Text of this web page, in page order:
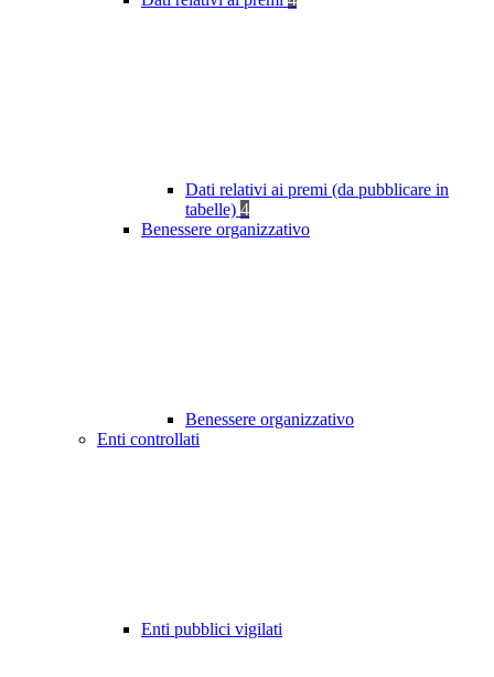
Dati relativi ai premi (da pubblicare in
tabelle) 4
Benessere organizzativo
Benessere organizzativo
Enti controllati
Enti pubblici vigilati